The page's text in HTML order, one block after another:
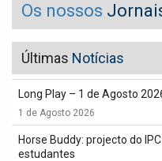
Os nossos
Últimas Notícias
Long Play – 1 de Agosto
1 de Agosto 2026
Horse Buddy: projecto do
estudantes